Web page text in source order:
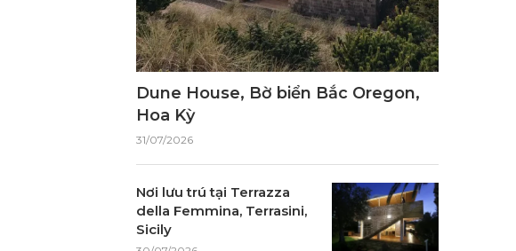
Dune House, Bờ biển Bắc Oregon,
Hoa Kỳ
31/07/2026
Nơi lưu trú tại Terrazza
della Femmina, Terrasini,
Sicily